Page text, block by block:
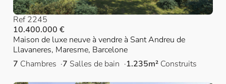
Ref 2245
10.400.000 €
Maison de luxe neuve à vendre à Sant Andreu de
Llavaneres, Maresme, Barcelone
7 Chambres 7 Salles de bain 1.235m² Construits